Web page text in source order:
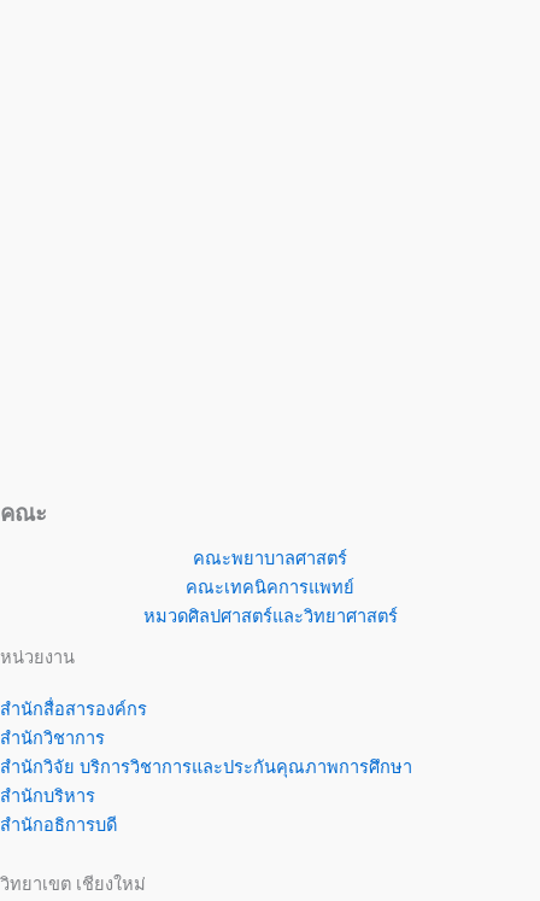
คณะ
คณะพยาบาลศาสตร์
คณะเทคนิคการแพทย์
หมวดศิลปศาสตร์และวิทยาศาสตร์
หน่วยงาน
สำนักสื่อสารองค์กร
สำนักวิชาการ
สำนักวิจัย บริการวิชาการและประกันคุณภาพการศึกษา
สำนักบริหาร
สำนักอธิการบดี
วิทยาเขต เชียงใหม่